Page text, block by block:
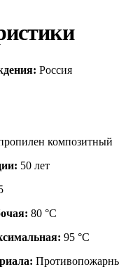
Россия
композитный
50 лет
80 °С
95 °С